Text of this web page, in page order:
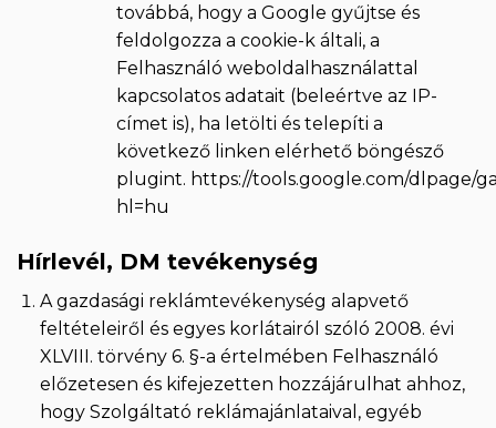
továbbá, hogy a Google gyűjtse és
feldolgozza a cookie-k általi, a
Felhasználó weboldalhasználattal
kapcsolatos adatait (beleértve az IP-
címet is), ha letölti és telepíti a
következő linken elérhető böngésző
plugint. https://tools.google.com/dlpage/
hl=hu
Hírlevél, DM tevékenység
A gazdasági reklámtevékenység alapvető
feltételeiről és egyes korlátairól szóló 2008. évi
XLVIII. törvény 6. §-a értelmében Felhasználó
előzetesen és kifejezetten hozzájárulhat ahhoz,
hogy Szolgáltató reklámajánlataival, egyéb